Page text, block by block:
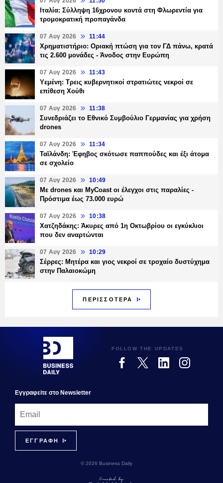
Ιταλία: Σύλληψη 16χρονου κοντά στη Φλωρεντία για
τρομοκρατική προπαγάνδα
07 Αυγ 2026 11:44
Χρηματιστήριο: Οριακή πτώση για τον ΓΔ πάνω, κρατά
τις 2.600 μονάδες - Άνοδος στην Ευρώπη
07 Αυγ 2026 11:43
Υεμένη: Τρεις κυβερνητικοί στρατιώτες νεκροί σε
επίθεση Χούθι
07 Αυγ 2026 11:38
Συνεδριάζει το Εθνικό Συμβούλιο Γερμανίας για χρήση
drones
07 Αυγ 2026 11:34
Ταϊλάνδη: Έφηβος σκότωσε παππούδες και έξι άτομα
σε σχολείο
07 Αυγ 2026 10:49
Με drones και MyCoast οι έλεγχοι στις παραλίες -
Πρόστιμα έως 73.000 ευρώ
07 Αυγ 2026 10:38
Χατζηδάκης: Άκυρες από 1η Οκτωβρίου οι εγκύκλιοι
που δεν αναρτώνται
07 Αυγ 2026 10:29
Σέρρες: Μητέρα και γιος νεκροί σε τροχαίο δυστύχημα
στην Παλαιοκώμη
ΠΕΡΙΣΣΟΤΕΡΑ
FOLLOW THE UPDATES
Εγγραφεiτε στο Newsletter
© 2026 Business Daily